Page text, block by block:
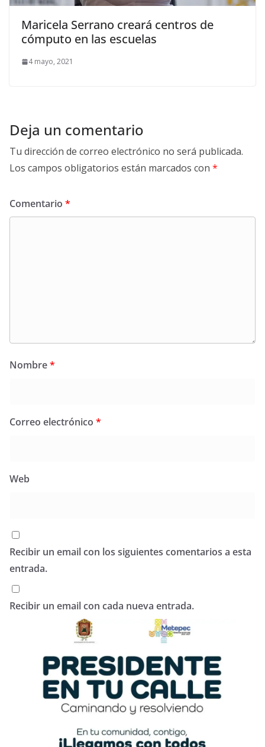
Maricela Serrano creará centros de
cómputo en las escuelas
4 mayo, 2021
Deja un comentario
Tu dirección de correo electrónico no será publicada.
Los campos obligatorios están marcados con *
Comentario *
Nombre*
Correo electrónico *
Web
Recibir un email con los siguientes comentarios a esta
entrada.
Recibir un email con cada nueva entrada.